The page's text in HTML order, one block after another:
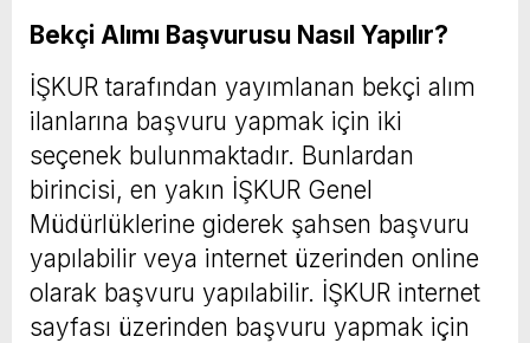
Bekçi Alımı Başvurusu Nasıl Yapılır?
İŞKUR tarafından yayımlanan bekçi alım
ilanlarına başvuru yapmak için iki
seçenek bulunmaktadır. Bunlardan
birincisi, en yakın İŞKUR Genel
Müdürlüklerine giderek şahsen başvuru
yapılabilir veya internet üzerinden online
olarak başvuru yapılabilir. İŞKUR internet
sayfası üzerinden başvuru yapmak için